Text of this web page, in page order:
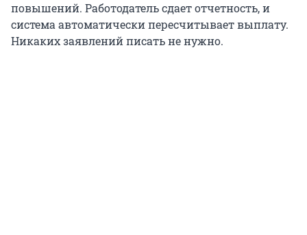
повышений. Работодатель сдает отчетность, и
система автоматически пересчитывает выплату.
Никаких заявлений писать не нужно.